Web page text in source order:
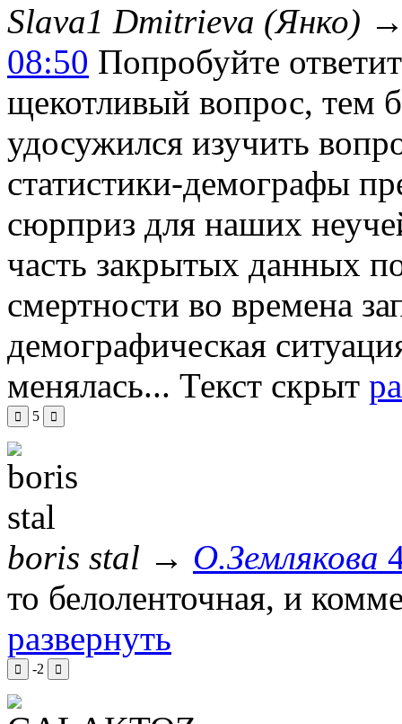
Slava1 Dmitrieva (Янко)
08:50 Попробуйте
щекотливый вопрос, тем
удосужился изучить
статистики-демографы
сюрприз для наших
часть закрытых данных
смертности во времена
демографическая
менялась... Текст скрыт
5
boris stal → О.Землякова
то белоленточная, и
развернуть
-2